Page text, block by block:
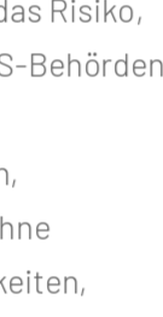
der
es
Risiko,